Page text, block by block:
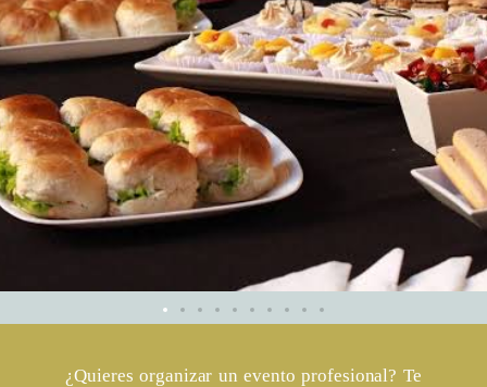
¿Quieres organizar un evento profesional? Te